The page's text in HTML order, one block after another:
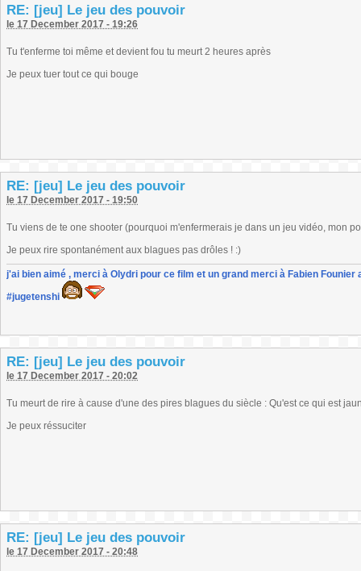
RE: [jeu] Le jeu des pouvoir
le 17 December 2017 - 19:26
Tu t'enferme toi même et devient fou tu meurt 2 heures après
Je peux tuer tout ce qui bouge
RE: [jeu] Le jeu des pouvoir
le 17 December 2017 - 19:50
Tu viens de te one shooter (pourquoi m'enfermerais je dans un jeu vidéo, mon
Je peux rire spontanément aux blagues pas drôles ! :)
j'ai bien aimé , merci à Olydri pour ce film et un grand merci à Fabien
#jugetenshi
RE: [jeu] Le jeu des pouvoir
le 17 December 2017 - 20:02
Tu meurt de rire à cause d'une des pires blagues du siècle : Qu'est ce qui est
Je peux réssuciter
RE: [jeu] Le jeu des pouvoir
le 17 December 2017 - 20:48